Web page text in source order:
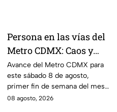
Persona en las vías del
Metro CDMX: Caos y
retrasos de más de 20
minutos en la Línea B
Avance del Metro CDMX para
este sábado 8 de agosto,
primer fin de semana del mes.
Retraso o cierre de estaciones
08 agosto, 2026